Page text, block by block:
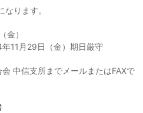
ります。
金）
11月29日（金）期日厳守
会 中信支所までメールまたはFAXで